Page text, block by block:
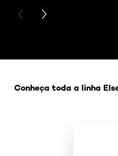
PREVIOUS CARD
NEXT CARD
Conheça toda a linha